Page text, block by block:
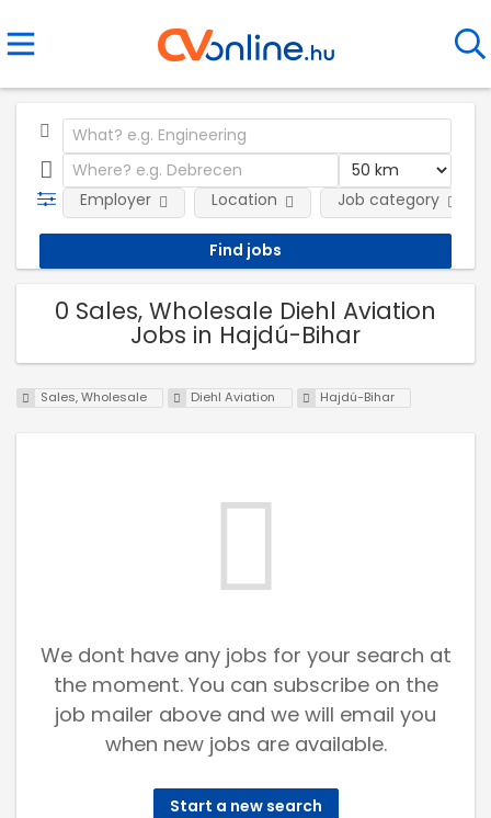
Employer Location Job category
0 Sales, Wholesale Diehl Aviation
Jobs in Hajdú-Bihar
Sales, Wholesale Diehl Aviation Hajdú-Bihar
We dont have any jobs for your search at
the moment. You can subscribe on the
job mailer above and we will email you
when new jobs are available.
Start a new search